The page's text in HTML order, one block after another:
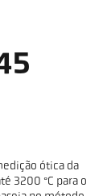
ótica da
3200 °C para o